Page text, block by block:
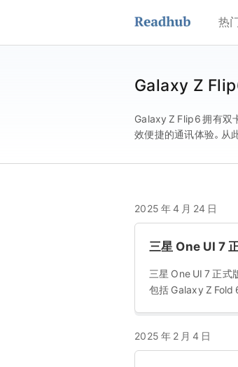
热
Galaxy Z
Galaxy Z Flip6 拥有双
效便捷的通讯体验。从
2025 年 4 月 24 日
三星 One UI 7
三星 One UI 7 正式
包括 Galaxy Z Fold
2025 年 2 月 4 日